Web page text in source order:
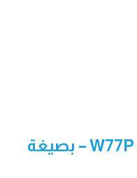
W77P– بصيغة